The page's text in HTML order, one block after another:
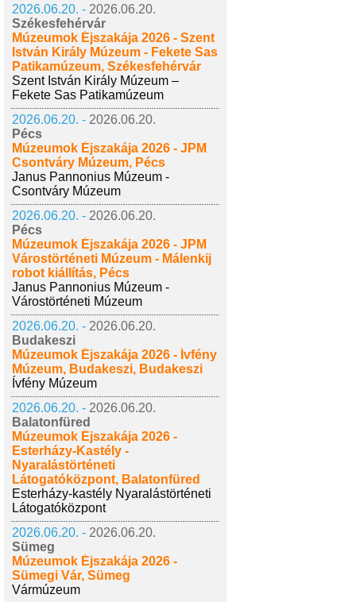
2026.06.20. - 2026.06.20.
Székesfehérvár
Múzeumok Éjszakája 2026 - Szent
István Király Múzeum - Fekete Sas
Patikamúzeum, Székesfehérvár
Szent István Király Múzeum –
Fekete Sas Patikamúzeum
2026.06.20. - 2026.06.20.
Pécs
Múzeumok Éjszakája 2026 - JPM
Csontváry Múzeum, Pécs
Janus Pannonius Múzeum -
Csontváry Múzeum
2026.06.20. - 2026.06.20.
Pécs
Múzeumok Éjszakája 2026 - JPM
Várostörténeti Múzeum - Málenkij
robot kiállítás, Pécs
Janus Pannonius Múzeum -
Várostörténeti Múzeum
2026.06.20. - 2026.06.20.
Budakeszi
Múzeumok Éjszakája 2026 - Ívfény
Múzeum, Budakeszi, Budakeszi
Ívfény Múzeum
2026.06.20. - 2026.06.20.
Balatonfüred
Múzeumok Éjszakája 2026 -
Esterházy-Kastély -
Nyaralástörténeti
Látogatóközpont, Balatonfüred
Esterházy-kastély Nyaralástörténeti
Látogatóközpont
2026.06.20. - 2026.06.20.
Sümeg
Múzeumok Éjszakája 2026 -
Sümegi Vár, Sümeg
Vármúzeum